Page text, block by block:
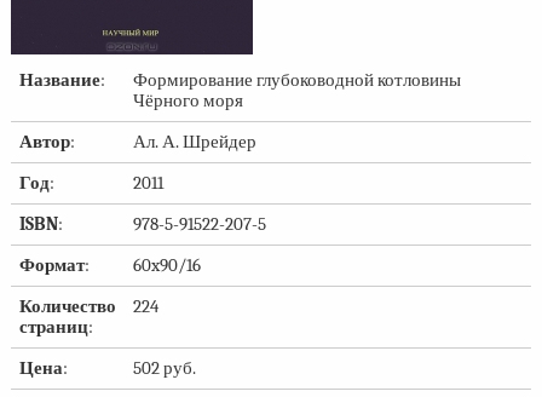
Название:
Формирование глубоководной котловины
Чёрного моря
Автор:
Ал. А. Шрейдер
Год:
2011
ISBN:
978-5-91522-207-5
Формат:
60x90/16
Количество
страниц:
224
Цена:
502 руб.